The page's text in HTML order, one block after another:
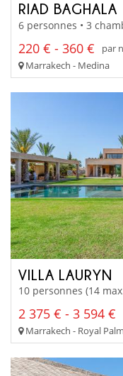
RIAD BAGHALA
6 personnes • 3
220 € - 360 € par
Marrakech - Medina
VILLA LAURYN
10 personnes (14
2 375 € - 3 594 €
Marrakech - Royal